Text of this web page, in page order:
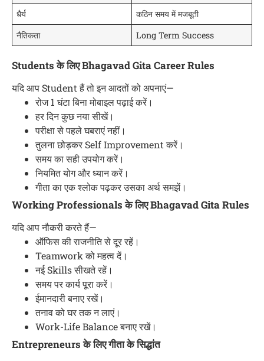
धैर्य
कठिन समय में मजबूती
नैतिकता
Long Term Success
Students के लिए Bhagavad Gita Career Rules
यदि आप Student हैं तो इन आदतों को अपनाएं—
रोज 1 घंटा बिना मोबाइल पढ़ाई करें।
हर दिन कुछ नया सीखें।
परीक्षा से पहले घबराएं नहीं।
तुलना छोड़कर Self Improvement करें।
समय का सही उपयोग करें।
नियमित योग और ध्यान करें।
गीता का एक श्लोक पढ़कर उसका अर्थ समझें।
Working Professionals के लिए Bhagavad Gita Rules
यदि आप नौकरी करते हैं—
ऑफिस की राजनीति से दूर रहें।
Teamwork को महत्व दें।
नई Skills सीखते रहें।
समय पर कार्य पूरा करें।
ईमानदारी बनाए रखें।
तनाव को घर तक न लाएं।
Work-Life Balance बनाए रखें।
Entrepreneurs के लिए गीता के सिद्धांत